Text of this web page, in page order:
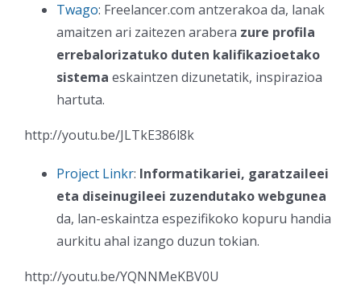
Twago: Freelancer.com antzerakoa da, lanak
amaitzen ari zaitezen arabera zure profila
errebalorizatuko duten kalifikazioetako
sistema eskaintzen dizunetatik, inspirazioa
hartuta.
http://youtu.be/JLTkE386l8k
Project Linkr: Informatikariei, garatzaileei
eta diseinugileei zuzendutako webgunea
da, lan-eskaintza espezifikoko kopuru handia
aurkitu ahal izango duzun tokian.
http://youtu.be/YQNNMeKBV0U